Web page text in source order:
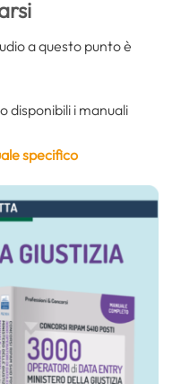
a questo punto è
disponibili i manuali
specifico